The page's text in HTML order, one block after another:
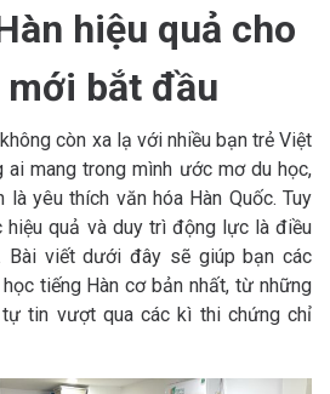
hiệu quả cho
bắt đầu
còn xa lạ với nhiều bạn trẻ Việt
ai mang trong mình ước mơ du học,
yêu thích văn hóa Hàn Quốc. Tuy
hiệu quả và duy trì động lực là điều
Bài viết dưới đây sẽ giúp bạn các
tiếng Hàn cơ bản nhất, từ những
tin vượt qua các kì thi chứng chỉ